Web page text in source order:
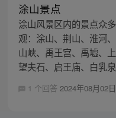
涂山景点
涂山风景区内的景点众
观：涂山、荆山、淮河
山峡、禹王宫、禹墟、
望夫石、启王庙、白乳
1 个回答 2024年08月02